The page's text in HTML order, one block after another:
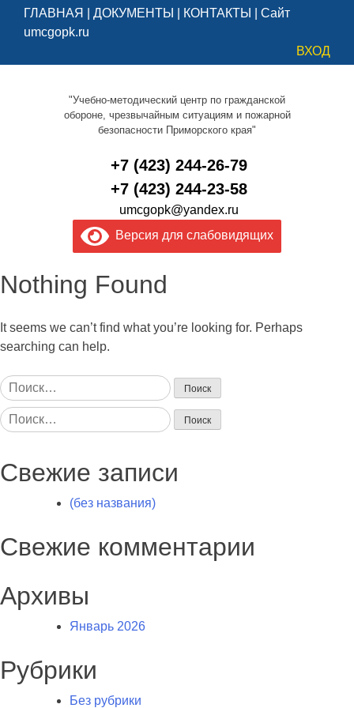
ГЛАВНАЯ ДОКУМЕНТЫ КОНТАКТЫ
Сайт
umcgopk.ru
ВХОД
"Учебно-методический центр по гражданской
обороне, чрезвычайным ситуациям и пожарной
безопасности Приморского края"
+7 (423) 244-26-79
+7 (423) 244-23-58
umcgopk@yandex.ru
Версия для слабовидящих
Nothing Found
It seems we can’t find what you’re looking for. Perhaps
searching can help.
Найти:
Найти:
Свежие записи
(без названия)
Свежие комментарии
Архивы
Январь 2026
Рубрики
Без рубрики